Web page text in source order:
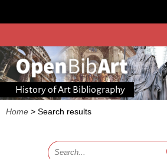
History of Art Bibliography
Home > Search results